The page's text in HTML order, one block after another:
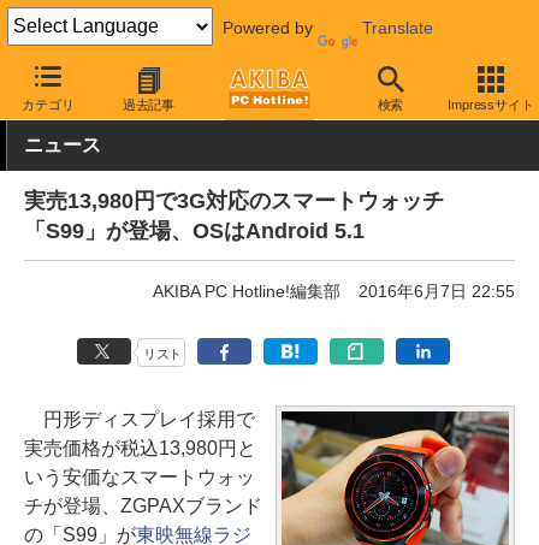
Powered by Translate
カテゴリ 過去記事 検索 Impressサイト
AKIBA PC Hotline! モバイル ウェアラブル スマートウォッチ
ニュース
実売13,980円で3G対応のスマートウォッチ
「S99」が登場、OSはAndroid 5.1
AKIBA PC Hotline!編集部 2016年6月7日 22:55
リスト
円形ディスプレイ採用で
実売価格が税込13,980円と
いう安価なスマートウォッ
チが登場、ZGPAXブランド
の「S99」が東映無線ラジ